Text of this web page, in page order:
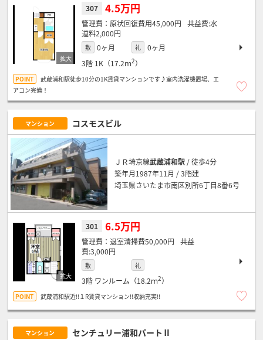
307 4.5万円
原状回復費用45,000円
水
道料2,000円
敷 0ヶ月 礼
0ヶ月
3階 1K（17.2ｍ2）
武蔵浦和駅徒歩10分の1K賃貸マンションです♪室内洗濯機置場、エ
アコン完備！
マンション コスモスビル
ＪＲ埼京線武蔵浦和駅 / 徒歩4分
築年月1987年11月 / 3階建
埼玉県さいたま市南区別所6丁目8番6号
301 6.5万円
退室清掃費50,000円
3,000円
敷 礼
3階 ワンルーム（18.2ｍ2）
武蔵浦和駅近!!１R賃貸マンション!!収納充実!!
マンション センチュリー浦和パートⅡ